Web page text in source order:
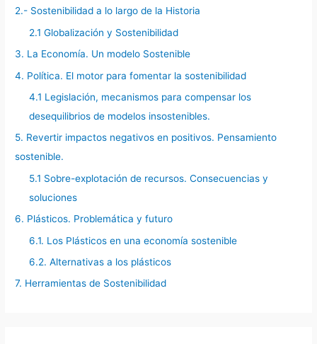
2.- Sostenibilidad a lo largo de la Historia
2.1 Globalización y Sostenibilidad
3. La Economía. Un modelo Sostenible
4. Política. El motor para fomentar la sostenibilidad
4.1 Legislación, mecanismos para compensar los
desequilibrios de modelos insostenibles.
5. Revertir impactos negativos en positivos. Pensamiento
sostenible.
5.1 Sobre-explotación de recursos. Consecuencias y
soluciones
6. Plásticos. Problemática y futuro
6.1. Los Plásticos en una economía sostenible
6.2. Alternativas a los plásticos
7. Herramientas de Sostenibilidad